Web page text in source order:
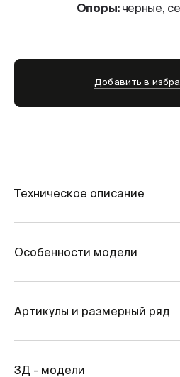
Опоры: черные,
Добавить в
Техническое описание
Особенности модели
Артикулы и размерный ряд
3Д - модели